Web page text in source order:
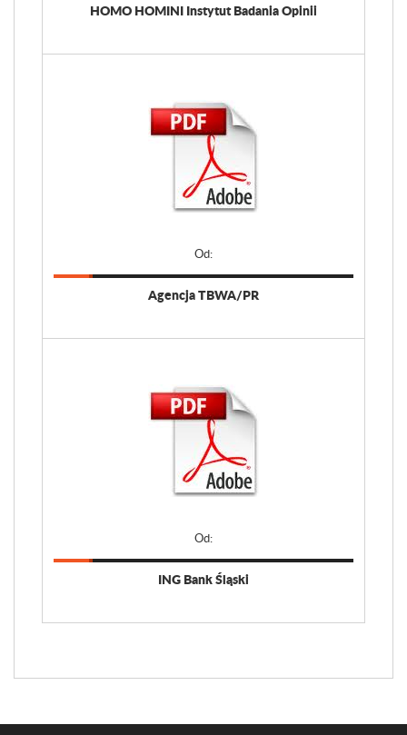
HOMO HOMINI Instytut Badania Opinii
Od:
Agencja TBWA/PR
Od:
ING Bank Śląski